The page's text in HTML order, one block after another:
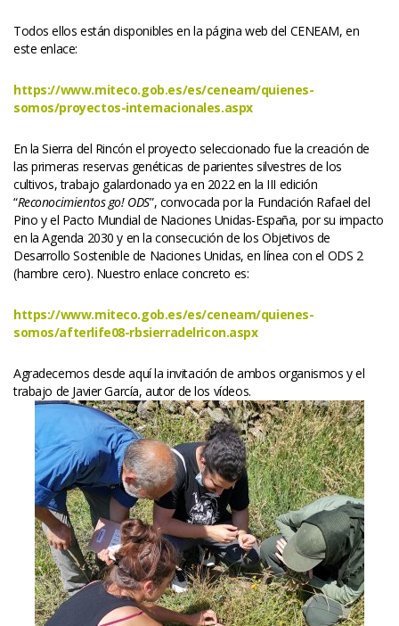
Todos ellos están disponibles en la página web del CENEAM, en
este enlace:
https://www.miteco.gob.es/es/ceneam/quienes-
omos/proyectos-internacionales.aspx
En la Sierra del Rincón el proyecto seleccionado fue la creación de
las primeras reservas genéticas de parientes silvestres de los
cultivos, trabajo galardonado ya en 2022 en la III edición
“Reconocimientos go! ODS”, convocada por la Fundación Rafael del
Pino y el Pacto Mundial de Naciones Unidas-España, por su impacto
en la Agenda 2030 y en la consecución de los Objetivos de
Desarrollo Sostenible de Naciones Unidas, en línea con el ODS 2
(hambre cero). Nuestro enlace concreto es:
https://www.miteco.gob.es/es/ceneam/quienes-
omos/afterlife08-rbsierradelricon.aspx
Agradecemos desde aquí la invitación de ambos organismos y el
trabajo de Javier García, autor de los vídeos.